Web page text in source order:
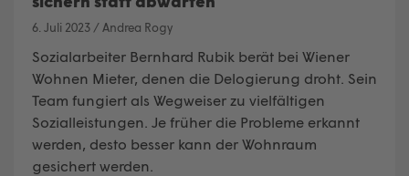
6. Juli 2023 / Andrea Rogy
Sozialarbeiter Bernhard Rubik berät bei Wiener
Wohnen Mieter, denen die Delogierung droht. Sein
Team fungiert als Wegweiser zu vielfältigen
Sozialleistungen. Je früher die Probleme erkannt
werden, desto besser kann der Wohnraum
gesichert werden.